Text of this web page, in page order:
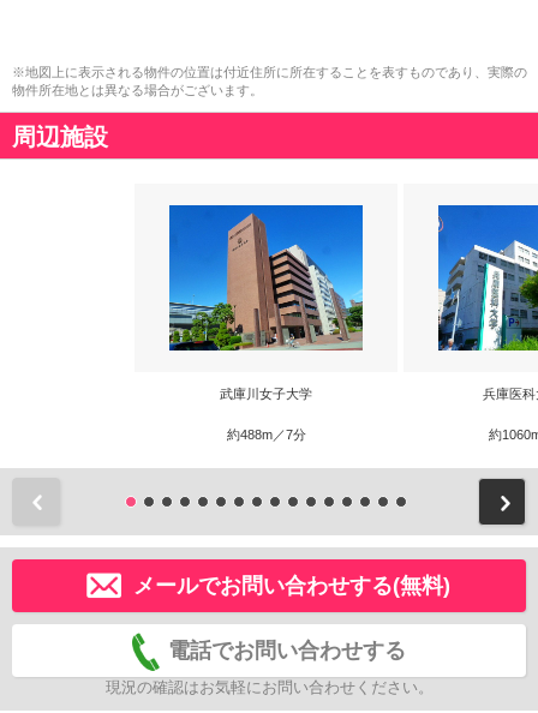
※地図上に表示される物件の位置は付近住所に所在することを表すものであり、実際の
物件所在地とは異なる場合がございます。
周辺施設
武庫川女子大学
約488m／7分
兵庫医
約
メールでお問い合わせする(無料)
電話でお問い合わせする
現況の確認はお気軽にお問い合わせください。